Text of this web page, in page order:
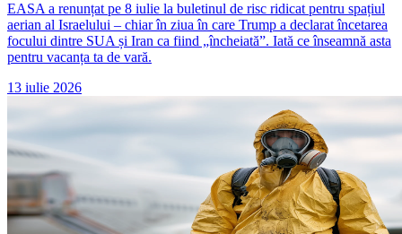
EASA a renunțat pe 8 iulie la buletinul de risc ridicat pentru spațiul
aerian al Israelului – chiar în ziua în care Trump a declarat încetarea
focului dintre SUA și Iran ca fiind „încheiată”. Iată ce înseamnă asta
pentru vacanța ta de vară.
13 iulie 2026